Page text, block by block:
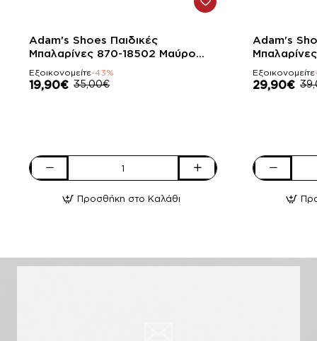
-43%
Adam's Shoes Παιδικές
Μπαλαρίνες 870-18502 Μαύρο
Λουστρίνι
Εξοικονομείτε-43%
19,90€ 35,00€
Adam's
Παιδικές
Λουστρίνι
Προσθήκη στο Καλάθι
-23%
Adam's
Λουστρίνι
Εξοικονομείτε
29,90€
Adam's
Παιδικές
Λουστρίνι